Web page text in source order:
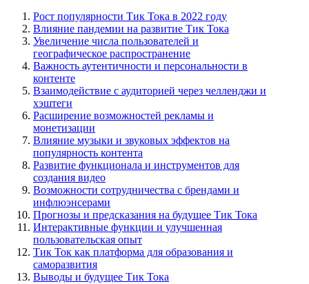
Рост популярности Тик Тока в 2022 году
Влияние пандемии на развитие Тик Тока
Увеличение числа пользователей и
географическое распространение
Важность аутентичности и персональности в
контенте
Взаимодействие с аудиторией через челленджи и
хэштеги
Расширение возможностей рекламы и
монетизации
Влияние музыки и звуковых эффектов на
популярность контента
Развитие функционала и инструментов для
создания видео
Возможности сотрудничества с брендами и
инфлюэнсерами
Прогнозы и предсказания на будущее Тик Тока
Интерактивные функции и улучшенная
пользовательская опыт
Тик Ток как платформа для образования и
саморазвития
Выводы и будущее Тик Тока